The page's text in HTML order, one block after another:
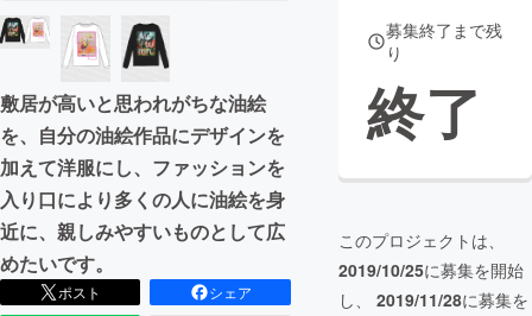
敷居が高いと思われがちな油絵
を、自分の油絵作品にデザインを
加えて洋服にし、ファッションを
入り口により多くの人に油絵を身
近に、親しみやすいものとして広
めたいです。
ポスト
シェア
募集終了まで残
り
終了
このプロジェクトは、
2019/10/25に募集を開始
し、 2019/11/28に募集を